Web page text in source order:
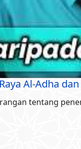
Al-Adha
tentang